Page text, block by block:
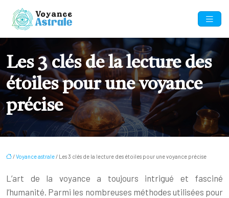
Les 3 clés de la lecture des
étoiles pour une voyance
précise
/Voyance astrale / Les 3 clés de la lecture des étoiles pour une voyance précise
L’art de la voyance a toujours intrigué et fasciné
l’humanité. Parmi les nombreuses méthodes utilisées pour